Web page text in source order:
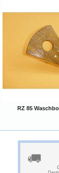
RZ 85